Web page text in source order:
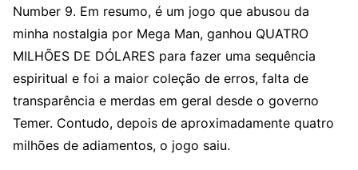
Number 9. Em resumo, é um jogo que abusou da
minha nostalgia por Mega Man, ganhou QUATRO
MILHÕES DE DÓLARES para fazer uma sequência
espiritual e foi a maior coleção de erros, falta de
transparência e merdas em geral desde o governo
Temer. Contudo, depois de aproximadamente quatro
milhões de adiamentos, o jogo saiu.